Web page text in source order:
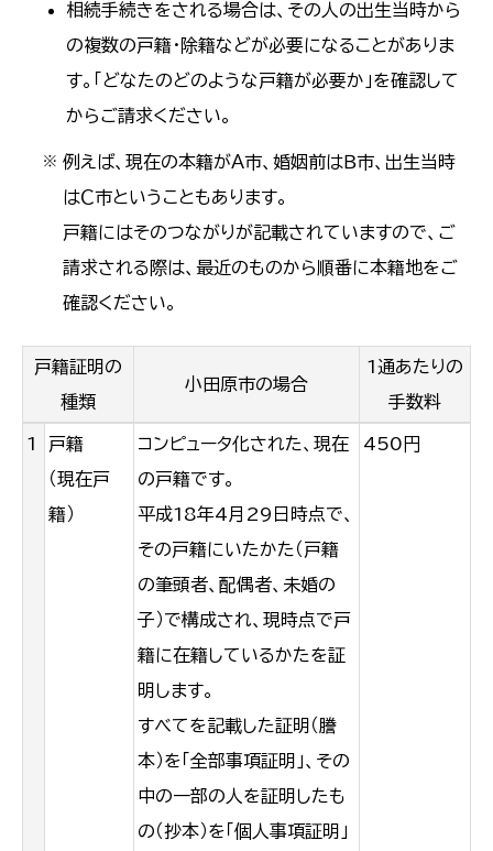
相続手続きをされる場合は、その人の出生当時から
の複数の戸籍・除籍などが必要になることがありま
す。「どなたのどのような戸籍が必要か」を確認して
からご請求ください。
※ 例えば、現在の本籍がＡ市、婚姻前はＢ市、出生当時
はＣ市ということもあります。
戸籍にはそのつながりが記載されていますので、ご
請求される際は、最近のものから順番に本籍地をご
確認ください。
戸籍証明の
種類
小田原市の場合
1通あたりの
手数料
1
戸籍
（現在戸
籍）
コンピュータ化された、現在
の戸籍です。
平成18年4月29日時点で、
その戸籍にいたかた（戸籍
の筆頭者、配偶者、未婚の
子）で構成され、現時点で戸
籍に在籍しているかたを証
明します。
すべてを記載した証明（謄
本）を「全部事項証明」、その
中の一部の人を証明したも
の（抄本）を「個人事項証明」
450円